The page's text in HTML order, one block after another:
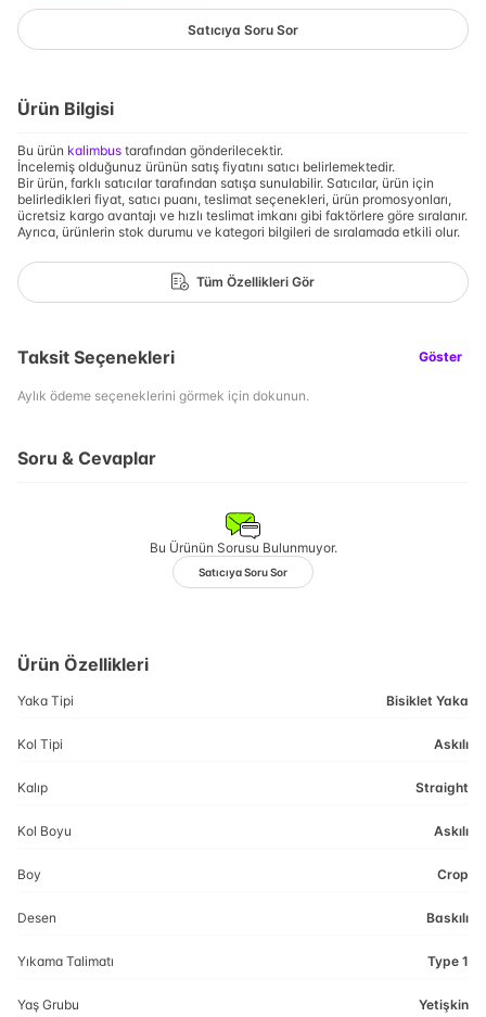
Satıcıya Soru Sor
Ürün Bilgisi
Bu ürün kalimbus tarafından gönderilecektir.
İncelemiş olduğunuz ürünün satış fiyatını satıcı belirlemektedir.
Bir ürün, farklı satıcılar tarafından satışa sunulabilir. Satıcılar, ürün için
belirledikleri fiyat, satıcı puanı, teslimat seçenekleri, ürün promosyonları,
ücretsiz kargo avantajı ve hızlı teslimat imkanı gibi faktörlere göre sıralanır.
Ayrıca, ürünlerin stok durumu ve kategori bilgileri de sıralamada etkili olur.
Tüm Özellikleri Gör
Taksit Seçenekleri Göster
Aylık ödeme seçeneklerini görmek için dokunun.
Soru & Cevaplar
Bu Ürünün Sorusu Bulunmuyor.
Satıcıya Soru Sor
Ürün Özellikleri
Yaka Tipi Bisiklet Yaka
Kol Tipi Askılı
Kalıp Straight
Kol Boyu Askılı
Boy Crop
Desen Baskılı
Yıkama Talimatı Type 1
Yaş Grubu Yetişkin